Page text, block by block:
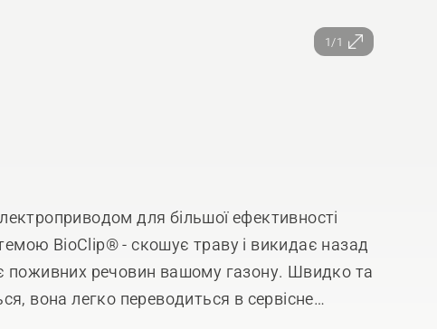
1/1
для більшої ефективності
BioClip® - скошує траву і викидає назад
поживних речовин вашому газону. Швидко та
вона легко переводиться в сервісне